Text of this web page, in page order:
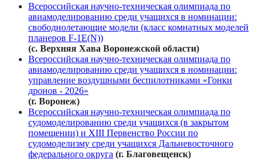
Всероссийская научно-техническая олимпиада по
авиамоделированию среди учащихся в номинации:
свободнолетающие модели (класс комнатных моделей
планеров F-1E(N))
(с. Верхняя Хава Воронежской области)
Всероссийская научно-техническая олимпиада по
авиамоделированию среди учащихся в номинации:
управление воздушными беспилотниками «Гонки
дронов - 2026»
(г. Воронеж)
Всероссийская научно-техническая олимпиада по
судомоделированию среди учащихся (в закрытом
помещении) и XIII Первенство России по
судомоделизму среди учащихся Дальневосточного
федерального округа (г. Благовещенск)